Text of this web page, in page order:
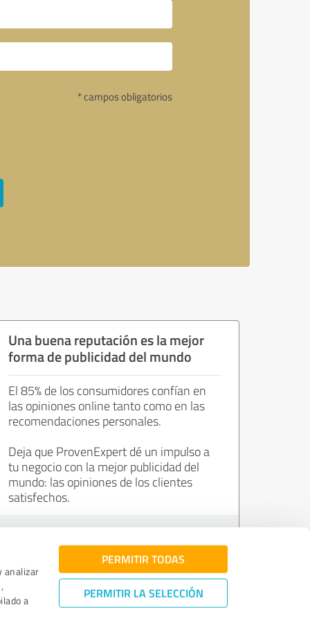
analizar
a
PERMITIR TODAS
PERMITIR LA SELECCIÓN
* campos obligatorios
Una buena reputación es la mejor
forma de publicidad del mundo
El 85% de los consumidores confían en
las opiniones online tanto como en las
recomendaciones personales.
Deja que ProvenExpert dé un impulso a
tu negocio con la mejor publicidad del
mundo: las opiniones de los clientes
satisfechos.
Únete ahora de forma gratuita.